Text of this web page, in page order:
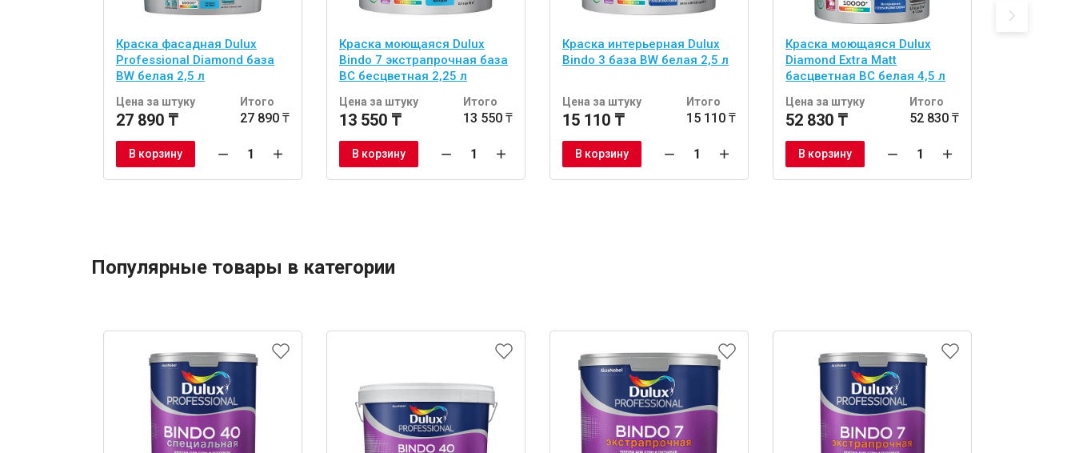
Краска фасадная Dulux
Professional Diamond база
BW белая 2,5 л
Цена за штуку
27 890 ₸
Итого
27 890 ₸
В корзину
Краска моющаяся Dulux
Bindo 7 экстрапрочная база
BС бесцветная 2,25 л
Цена за штуку
13 550 ₸
Итого
13 550 ₸
В корзину
Краска интерьерная Dulux
Bindo 3 база BW белая 2,5 л
Цена за штуку
15 110 ₸
Итого
15 110 ₸
В корзину
Краска моющаяся Dulux
Diamond Extra Matt
басцветная BC белая 4,5 л
Цена за штуку
52 830 ₸
Итого
52 830 ₸
В корзину
Популярные товары в категории